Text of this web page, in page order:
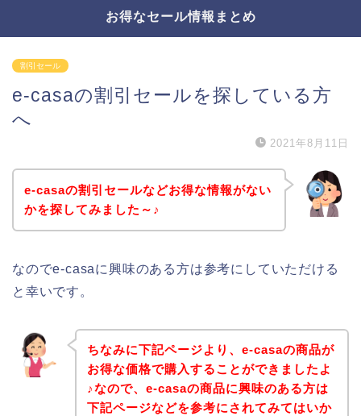
お得なセール情報まとめ
割引セール
e-casaの割引セールを探している方
へ
2021年8月11日
e-casaの割引セールなどお得な情報がない
かを探してみました～♪
なのでe-casaに興味のある方は参考にしていただける
と幸いです。
ちなみに下記ページより、e-casaの商品が
お得な価格で購入することができましたよ
♪なので、e-casaの商品に興味のある方は
下記ページなどを参考にされてみてはいか